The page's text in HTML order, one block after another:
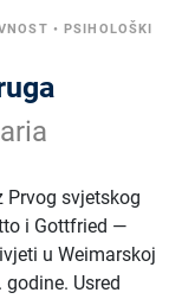
• PSIHOLOŠKI
Prvog svjetskog
i Gottfried —
u Weimarskoj
Usred